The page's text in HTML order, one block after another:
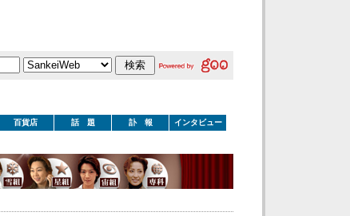
百貨店 話 題 訃 報
インタビュー